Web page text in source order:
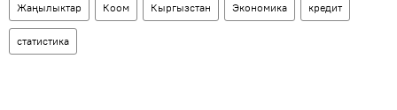
Жаңылыктар Коом Кыргызстан Экономика кредит
статистика